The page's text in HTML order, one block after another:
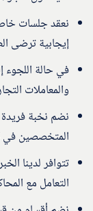
نعقد جلسات
إيجابية ترضى
في حالة اللجوء
والمعاملات
نضم نخبة فريدة
المتخصصين في
تتوافر لدينا
التعامل مع